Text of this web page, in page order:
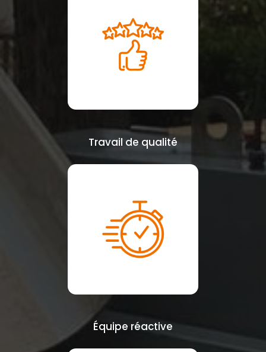
Travail de qualité
Équipe réactive